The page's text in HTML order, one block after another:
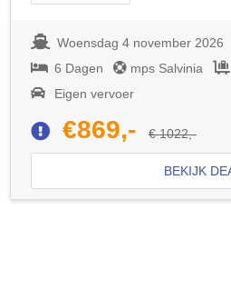
Woensdag 4 november 2026
6 Dagen
mps Salvinia
Eigen vervoer
€869,- € 1022,-
BEKIJK